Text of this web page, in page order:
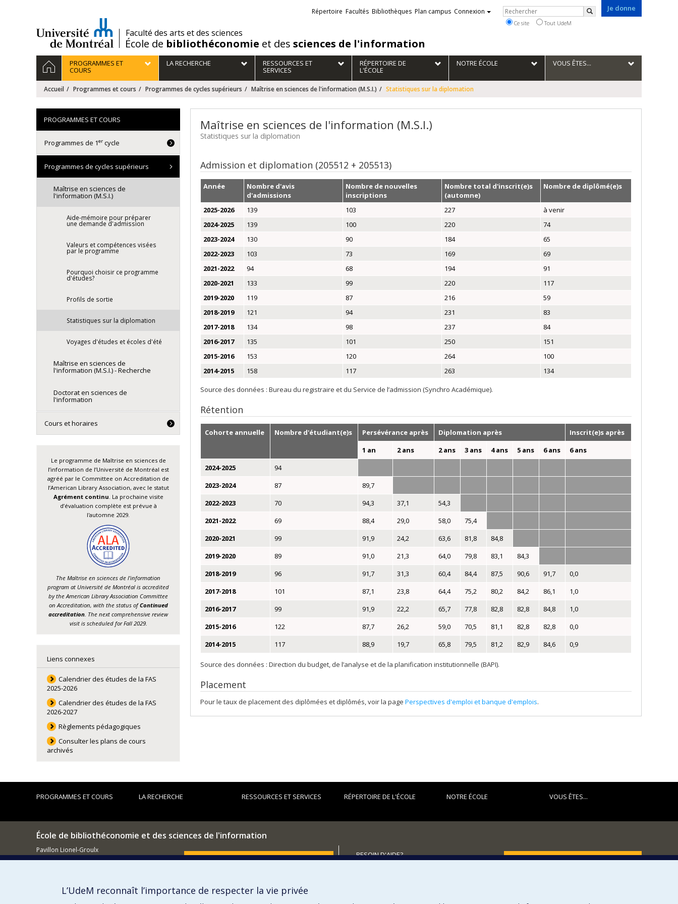
/Faculté des arts et des sciences
École de bibliothéconomie et des sciences de l'information
Je donne
Liens
externes
Répertoire Facultés Bibliothèques Plan campus Connexion Rechercher
Rechercher
Ce site Tout UdeM
Navigation
principale
ACCUEILPROGRAMMES ET
COURS
LA RECHERCHE RESSOURCES ET
SERVICES
RÉPERTOIRE DE
L'ÉCOLE
NOTRE ÉCOLE VOUS ÊTES...
Accueil Programmes et cours Programmes de cycles supérieurs Maîtrise en sciences de l'information (M.S.I.) Statistiques sur la diplomation
Maîtrise en sciences de l'information (M.S.I.)
Statistiques sur la diplomation
Admission et diplomation (205512 + 205513)
Année
Nombre d'avis
d'admissions
Nombre de nouvelles
inscriptions
Nombre total d'inscrit(e)s
(automne)
Nombre de diplômé(e)s
2025-2026 139 103 227
à venir
2024-2025
139 100 220
74
2023-2024
130 90 184
65
2022-2023
103 73 169
69
2021-2022
94 68 194
91
2020-2021
133 99 220
117
2019-2020
119 87 216
59
2018-2019
121 94 231
83
2017-2018
134 98 237
84
2016-2017
135 101 250
151
2015-2016
153 120 264
100
2014-2015
158 117 263 134
Source des données : Bureau du registraire et du Service de l’admission (Synchro Académique).
Rétention
Cohorte annuelle Nombre d'étudiant(e)s Persévérance après Diplomation après
Inscrit(e)s après
1 an
2 ans 2 ans 3 ans 4 ans 5 ans 6 ans
6 ans
2024-2025
94
2023-2024
87
89,7
2022-2023
70 94,3 37,1
54,3
2021-2022
69 88,4 29,0 58,0
75,4
2020-2021
99 91,9 24,2 63,6 81,8
84,8
2019-2020
89 91,0 21,3 64,0 79,8 83,1
84,3
2018-2019
96 91,7 31,3 60,4 84,4 87,5 90,6 91,7
0,0
2017-2018
101 87,1 23,8 64,4 75,2 80,2 84,2 86,1
1,0
2016-2017
99 91,9 22,2 65,7 77,8 82,8 82,8 84,8
1,0
2015-2016
122 87,7 26,2 59,0 70,5 81,1 82,8 82,8
0,0
2014-2015
117 88,9 19,7 65,8 79,5 81,2 82,9 84,6 0,9
Source des données : Direction du budget, de l’analyse et de la planification institutionnelle (BAPI).
Placement
Pour le taux de placement des diplômées et diplômés, voir la page Perspectives d'emploi et banque d'emplois.
PROGRAMMES ET COURS
Programmes de 1er cycle
Programmes de cycles supérieurs
Maîtrise en sciences de
l'information (M.S.I.)
Aide-mémoire pour préparer
une demande d'admission
Valeurs et compétences visées
par le programme
Pourquoi choisir ce programme
d'études?
Profils de sortie
Statistiques sur la diplomation
Voyages d'études et écoles d'été
Maîtrise en sciences de
l'information (M.S.I.) - Recherche
Doctorat en sciences de
l'information
Cours et horaires
Le programme de Maîtrise en sciences de
l’information de l’Université de Montréal est
agréé par le Committee on Accreditation de
l’American Library Association, avec le statut
Agrément continu. La prochaine visite
d’évaluation complète est prévue à
l'automne 2029.
The Maîtrise en sciences de l’information
program at Université de Montréal is accredited
by the American Library Association Committee
on Accreditation, with the status ofContinued
accreditation. The next comprehensive review
visit is scheduled for Fall 2029.
Liens connexes
Calendrier des études de la FAS
2025-2026
Calendrier des études de la FAS
2026-2027
Règlements pédagogiques
Consulter les plans de cours
archivés
PROGRAMMES ET COURS LA RECHERCHE RESSOURCES ET SERVICES RÉPERTOIRE DE L'ÉCOLE NOTRE ÉCOLE VOUS ÊTES...
École de bibliothéconomie et des sciences de l'information
Pavillon Lionel-Groulx
3150, rue Jean-Brillant
514 343-6044
Comment soutenir l'École?
BESOIN D'AIDE?
FACULTÉ DES ARTS ET DES SCIENCES
L’UdeM reconnaît l’importance de respecter la vie privée